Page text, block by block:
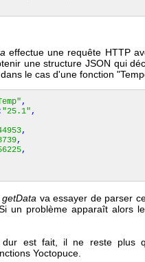
effectue une requête HTTP
une structure JSON qui
le cas d'une fonction
,
: "25.1",
,
,
,
getData va essayer de parser
Si un problème apparaît alors
est fait, il ne reste plus
Yoctopuce.